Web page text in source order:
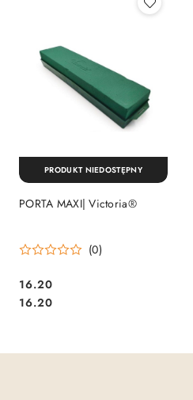
PORTA MAXI| Victoria®
(0)
Cena:
16.20
Cena:
16.20
PRODUKT NIEDOSTĘPNY